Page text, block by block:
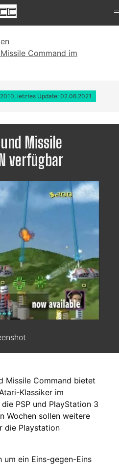
Command im
letztes Update: 02.06.2021
Missile
verfügbar
Missile Command bietet
Klassiker im
PSP und PlayStation 3
Wochen sollen weitere
die Playstation
um ein Eins-gegen-Eins